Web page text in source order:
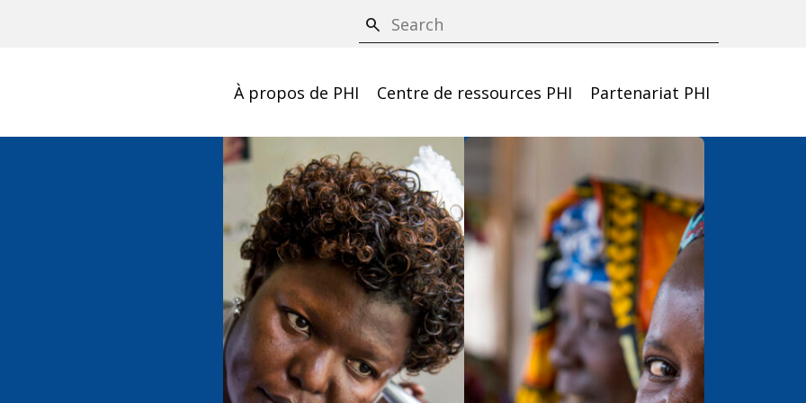
S
e
h
search
À propos de PHI Centre de ressources PHI Partenariat PHI